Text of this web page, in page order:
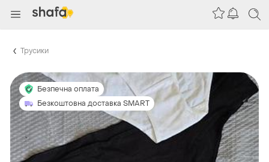
Трусики
Безпечна оплата
Безкоштовна доставка SMART